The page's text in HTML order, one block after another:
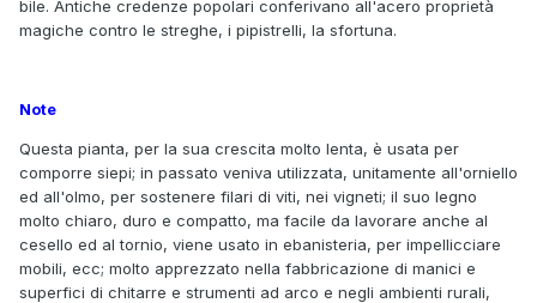
bile. Antiche credenze popolari conferivano all'acero proprietà
magiche contro le streghe, i pipistrelli, la sfortuna.
Note
Questa pianta, per la sua crescita molto lenta, è usata per
comporre siepi; in passato veniva utilizzata, unitamente all'orniello
ed all'olmo, per sostenere filari di viti, nei vigneti; il suo legno
molto chiaro, duro e compatto, ma facile da lavorare anche al
cesello ed al tornio, viene usato in ebanisteria, per impellicciare
mobili, ecc; molto apprezzato nella fabbricazione di manici e
superfici di chitarre e strumenti ad arco e negli ambienti rurali,